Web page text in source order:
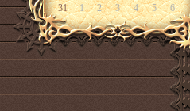
31
1 2 3 4 5 6